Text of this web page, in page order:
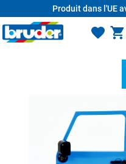
Produit dans l'UE